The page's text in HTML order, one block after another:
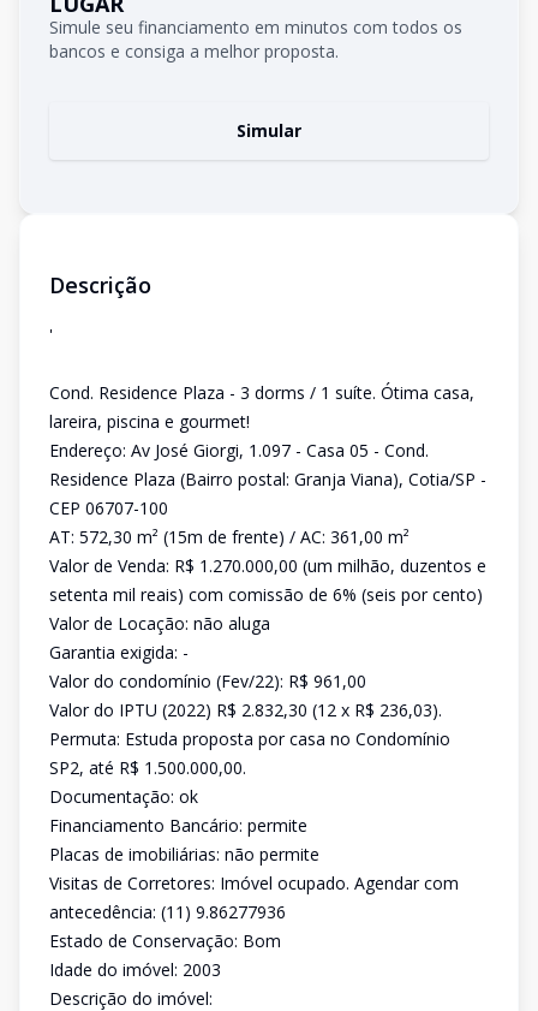
Simule seu financiamento em minutos com todos os
bancos e consiga a melhor proposta.
Simular
Descrição
'
Cond. Residence Plaza - 3 dorms / 1 suíte. Ótima casa,
lareira, piscina e gourmet!
Endereço: Av José Giorgi, 1.097 - Casa 05 - Cond.
Residence Plaza (Bairro postal: Granja Viana), Cotia/SP -
CEP 06707-100
AT: 572,30 m² (15m de frente) / AC: 361,00 m²
Valor de Venda: R$ 1.270.000,00 (um milhão, duzentos e
setenta mil reais) com comissão de 6% (seis por cento)
Valor de Locação: não aluga
Garantia exigida: -
Valor do condomínio (Fev/22): R$ 961,00
Valor do IPTU (2022) R$ 2.832,30 (12 x R$ 236,03).
Permuta: Estuda proposta por casa no Condomínio
SP2, até R$ 1.500.000,00.
Documentação: ok
Financiamento Bancário: permite
Placas de imobiliárias: não permite
Visitas de Corretores: Imóvel ocupado. Agendar com
antecedência: (11) 9.86277936
Estado de Conservação: Bom
Idade do imóvel: 2003
Descrição do imóvel: